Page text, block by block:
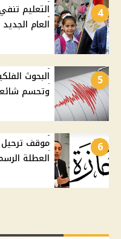
4
التعليم
العام الجديد 12 سبتمبر والدولية 6 سبتمبر
5
البحوث
وتحسم
6
العطلة